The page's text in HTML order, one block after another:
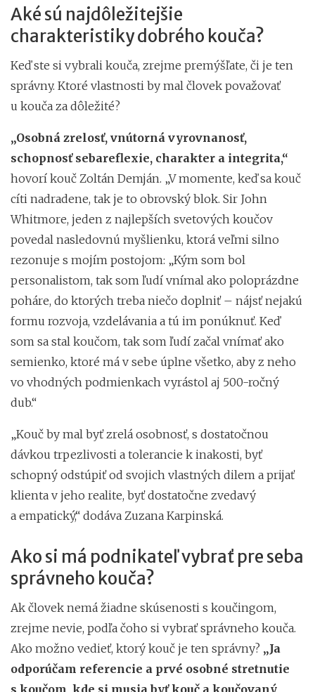
Aké sú najdôležitejšie
charakteristiky dobrého kouča?
Keď ste si vybrali kouča, zrejme premýšľate, či je ten
správny. Ktoré vlastnosti by mal človek považovať
u kouča za dôležité?
„Osobná zrelosť, vnútorná vyrovnanosť,
schopnosť sebareflexie, charakter a integrita,“
hovorí kouč Zoltán Demján. „V momente, keď sa kouč
cíti nadradene, tak je to obrovský blok. Sir John
Whitmore, jeden z najlepších svetových koučov
povedal nasledovnú myšlienku, ktorá veľmi silno
rezonuje s mojím postojom: „Kým som bol
personalistom, tak som ľudí vnímal ako poloprázdne
poháre, do ktorých treba niečo doplniť – nájsť nejakú
formu rozvoja, vzdelávania a tú im ponúknuť. Keď
som sa stal koučom, tak som ľudí začal vnímať ako
semienko, ktoré má v sebe úplne všetko, aby z neho
vo vhodných podmienkach vyrástol aj 500-ročný
dub.“
„Kouč by mal byť zrelá osobnosť, s dostatočnou
dávkou trpezlivosti a tolerancie k inakosti, byť
schopný odstúpiť od svojich vlastných dilem a prijať
klienta v jeho realite, byť dostatočne zvedavý
a empatický,“ dodáva Zuzana Karpinská.
Ako si má podnikateľ vybrať pre seba
správneho kouča?
Ak človek nemá žiadne skúsenosti s koučingom,
zrejme nevie, podľa čoho si vybrať správneho kouča.
Ako možno vedieť, ktorý kouč je ten správny? „Ja
odporúčam referencie a prvé osobné stretnutie
s koučom, kde si musia byť kouč a koučovaný